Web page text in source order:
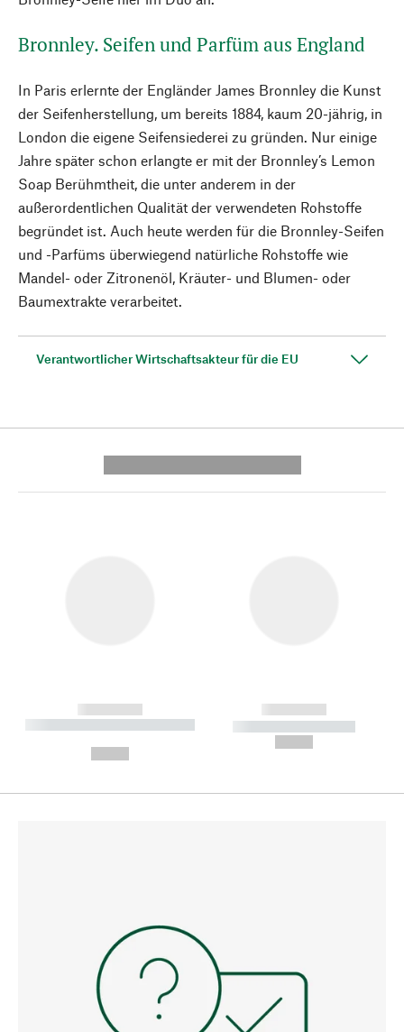
Bronnley. Seifen und Parfüm aus England
In Paris erlernte der Engländer James Bronnley die Kunst
der Seifenherstellung, um bereits 1884, kaum 20-jährig, in
London die eigene Seifensiederei zu gründen. Nur einige
Jahre später schon erlangte er mit der Bronnley’s Lemon
Soap Berühmtheit, die unter anderem in der
außerordentlichen Qualität der verwendeten Rohstoffe
begründet ist. Auch heute werden für die Bronnley-Seifen
und -Parfüms überwiegend natürliche Rohstoffe wie
Mandel- oder Zitronenöl, Kräuter- und Blumen- oder
Baumextrakte verarbeitet.
Verantwortlicher Wirtschaftsakteur für die EU
------------
----------- ----------- --------
------------
----------- -----------